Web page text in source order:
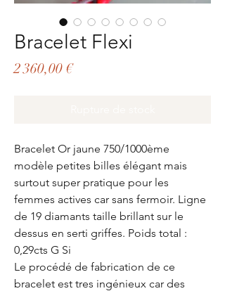
Bracelet Flexi
2 360,00 €Prix
Bracelet Or jaune 750/1000ème
modèle petites billes élégant mais
surtout super pratique pour les
femmes actives car sans fermoir. Ligne
de 19 diamants taille brillant sur le
dessus en serti griffes. Poids total :
0,29cts G Si
Le procédé de fabrication de ce
bracelet est tres ingénieux car des